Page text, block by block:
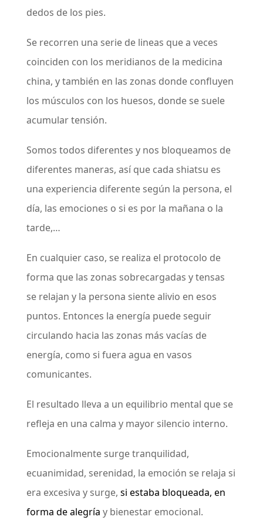
dedos de los pies.
Se recorren una serie de lineas que a veces
coinciden con los meridianos de la medicina
china, y también en las zonas donde confluyen
los músculos con los huesos, donde se suele
acumular tensión.
Somos todos diferentes y nos bloqueamos de
diferentes maneras, así que cada shiatsu es
una experiencia diferente según la persona, el
día, las emociones o si es por la mañana o la
tarde,…
En cualquier caso, se realiza el protocolo de
forma que las zonas sobrecargadas y tensas
se relajan y la persona siente alivio en esos
puntos. Entonces la energía puede seguir
circulando hacia las zonas más vacías de
energía, como si fuera agua en vasos
comunicantes.
El resultado lleva a un equilibrio mental que se
refleja en una calma y mayor silencio interno.
Emocionalmente surge tranquilidad,
ecuanimidad, serenidad, la emoción se relaja si
era excesiva y surge, si estaba bloqueada, en
forma de alegría y bienestar emocional.